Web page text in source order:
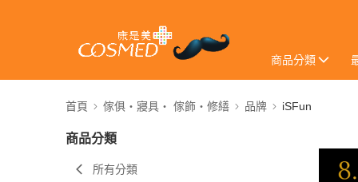
商品分類
首頁 傢俱・寢具・ 傢飾・修繕 品牌 iSFun
商品分類
所有分類